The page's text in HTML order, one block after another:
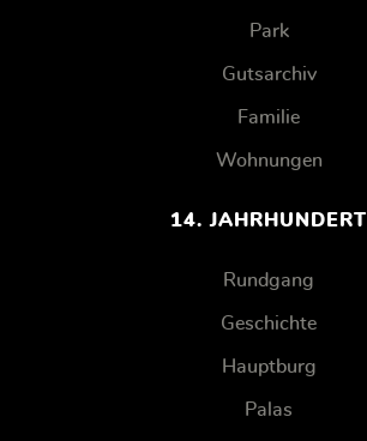
Park
Gutsarchiv
Familie
Wohnungen
14. JAHRHUNDERT
Rundgang
Geschichte
Hauptburg
Palas